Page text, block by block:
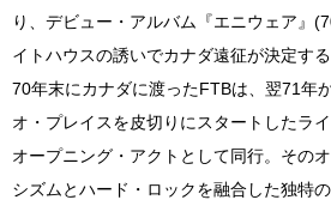
り、デビュー・アルバム『エニウェア』
イトハウスの誘いでカナダ遠征が決定する
70年末にカナダに渡ったFTBは、翌71年
オ・プレイスを皮切りにスタートしたラ
オープニング・アクトとして同行。その
シズムとハード・ロックを融合した独特